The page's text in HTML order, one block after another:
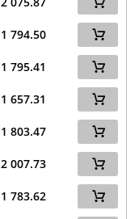
1 794.50
1 795.41
1 657.31
1 803.47
2 007.73
1 783.62